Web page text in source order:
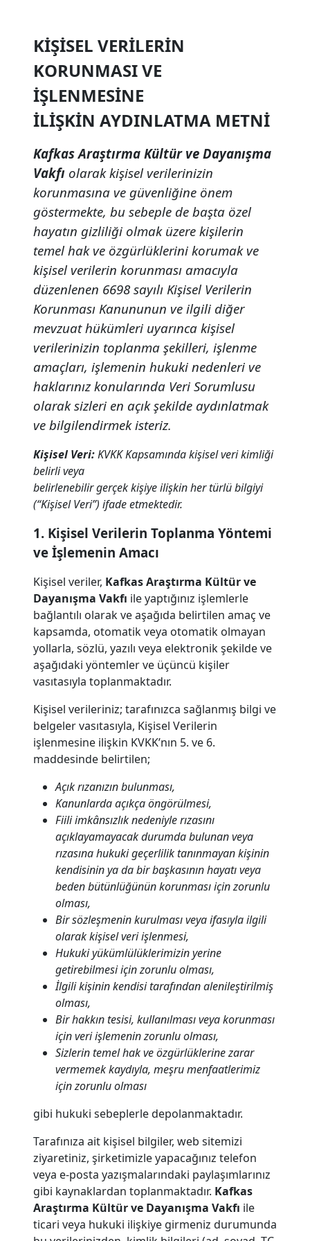
KİŞİSEL VERİLERİN
KORUNMASI VE
İŞLENMESİNE
İLİŞKİN AYDINLATMA METNİ
Kafkas Araştırma Kültür ve Dayanışma
Vakfı olarak kişisel verilerinizin
korunmasına ve güvenliğine önem
göstermekte, bu sebeple de başta özel
hayatın gizliliği olmak üzere kişilerin
temel hak ve özgürlüklerini korumak ve
kişisel verilerin korunması amacıyla
düzenlenen 6698 sayılı Kişisel Verilerin
Korunması Kanununun ve ilgili diğer
mevzuat hükümleri uyarınca kişisel
verilerinizin toplanma şekilleri, işlenme
amaçları, işlemenin hukuki nedenleri ve
haklarınız konularında Veri Sorumlusu
olarak sizleri en açık şekilde aydınlatmak
ve bilgilendirmek isteriz.
Kişisel Veri:KVKK Kapsamında kişisel veri kimliği
belirli veya
belirlenebilir gerçek kişiye ilişkin her türlü bilgiyi
(“Kişisel Veri”) ifade etmektedir.
1. Kişisel Verilerin Toplanma Yöntemi
ve İşlemenin Amacı
Kişisel veriler, Kafkas Araştırma Kültür ve
Dayanışma Vakfı ile yaptığınız işlemlerle
bağlantılı olarak ve aşağıda belirtilen amaç ve
kapsamda, otomatik veya otomatik olmayan
yollarla, sözlü, yazılı veya elektronik şekilde ve
aşağıdaki yöntemler ve üçüncü kişiler
vasıtasıyla toplanmaktadır.
Kişisel verileriniz; tarafınızca sağlanmış bilgi ve
belgeler vasıtasıyla, Kişisel Verilerin
işlenmesine ilişkin KVKK’nın 5. ve 6.
maddesinde belirtilen;
Açık rızanızın bulunması,
Kanunlarda açıkça öngörülmesi,
Fiili imkânsızlık nedeniyle rızasını
açıklayamayacak durumda bulunan veya
rızasına hukuki geçerlilik tanınmayan kişinin
kendisinin ya da bir başkasının hayatı veya
beden bütünlüğünün korunması için zorunlu
olması,
Bir sözleşmenin kurulması veya ifasıyla ilgili
olarak kişisel veri işlenmesi,
Hukuki yükümlülüklerimizin yerine
getirebilmesi için zorunlu olması,
İlgili kişinin kendisi tarafından alenileştirilmiş
olması,
Bir hakkın tesisi, kullanılması veya korunması
için veri işlemenin zorunlu olması,
Sizlerin temel hak ve özgürlüklerine zarar
vermemek kaydıyla, meşru menfaatlerimiz
için zorunlu olması
gibi hukuki sebeplerle depolanmaktadır.
Tarafınıza ait kişisel bilgiler, web sitemizi
ziyaretiniz, şirketimizle yapacağınız telefon
veya e-posta yazışmalarındaki paylaşımlarınız
gibi kaynaklardan toplanmaktadır. Kafkas
Araştırma Kültür ve Dayanışma Vakfı ile
ticari veya hukuki ilişkiye girmeniz durumunda